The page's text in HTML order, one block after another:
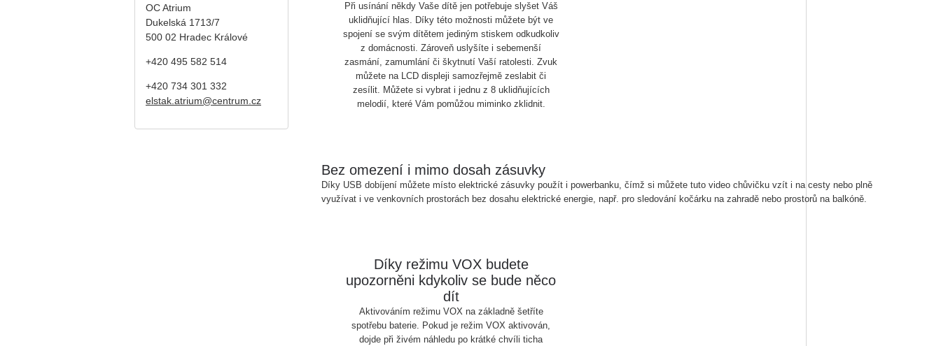
Při usínání někdy Vaše dítě jen potřebuje slyšet Váš
uklidňující hlas. Díky této možnosti můžete být ve
spojení se svým dítětem jediným stiskem odkudkoliv
z domácnosti. Zároveň uslyšíte i sebemenší
zasmání, zamumlání či škytnutí Vaší ratolesti. Zvuk
můžete na LCD displeji samozřejmě zeslabit či
zesílit. Můžete si vybrat i jednu z 8 uklidňujících
melodií, které Vám pomůžou miminko zklidnit.
Bez omezení i mimo dosah zásuvky
Díky USB dobíjení můžete místo elektrické zásuvky použít i powerbanku, čímž si můžete tuto video chůvičku vzít i na cesty nebo plně
využívat i ve venkovních prostorách bez dosahu elektrické energie, např. pro sledování kočárku na zahradě nebo prostorů na balkóně.
Díky režimu VOX budete
upozorněni kdykoliv se bude něco
dít
Aktivováním režimu VOX na základně šetříte
spotřebu baterie. Pokud je režim VOX aktivován,
dojde při živém náhledu po krátké chvíli ticha
OC Atrium
Dukelská 1713/7
500 02 Hradec Králové
+420 495 582 514
+420 734 301 332
elstak.atrium@centrum.cz